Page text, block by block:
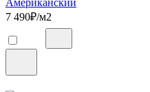
Американский
7 490₽/м2